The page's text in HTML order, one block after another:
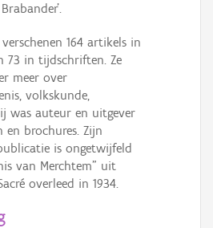
164 artikels in
73 in tijdschriften. Ze
meer over
volkskunde,
was auteur en uitgever
en brochures. Zijn
is ongetwijfeld
van Merchtem” uit
overleed in 1934.